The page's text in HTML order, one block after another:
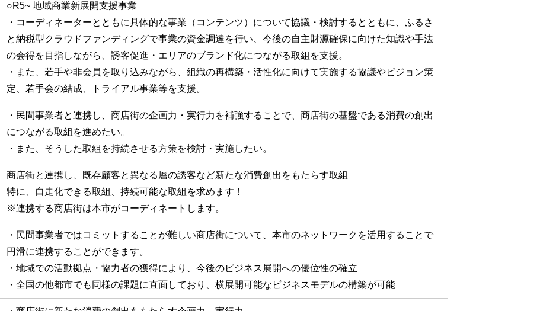
○R5~ 地域商業新展開支援事業
・コーディネーターとともに具体的な事業（コンテンツ）について協議・検討するとともに、ふるさ
と納税型クラウドファンディングで事業の資金調達を行い、今後の自主財源確保に向けた知識や手法
の会得を目指しながら、誘客促進・エリアのブランド化につながる取組を支援。
・また、若手や非会員を取り込みながら、組織の再構築・活性化に向けて実施する協議やビジョン策
定、若手会の結成、トライアル事業等を支援。
・民間事業者と連携し、商店街の企画力・実行力を補強することで、商店街の基盤である消費の創出
につながる取組を進めたい。
・また、そうした取組を持続させる方策を検討・実施したい。
商店街と連携し、既存顧客と異なる層の誘客など新たな消費創出をもたらす取組
特に、自走化できる取組、持続可能な取組を求めます！
※連携する商店街は本市がコーディネートします。
・民間事業者ではコミットすることが難しい商店街について、本市のネットワークを活用することで
円滑に連携することができます。
・地域での活動拠点・協力者の獲得により、今後のビジネス展開への優位性の確立
・全国の他都市でも同様の課題に直面しており、横展開可能なビジネスモデルの構築が可能